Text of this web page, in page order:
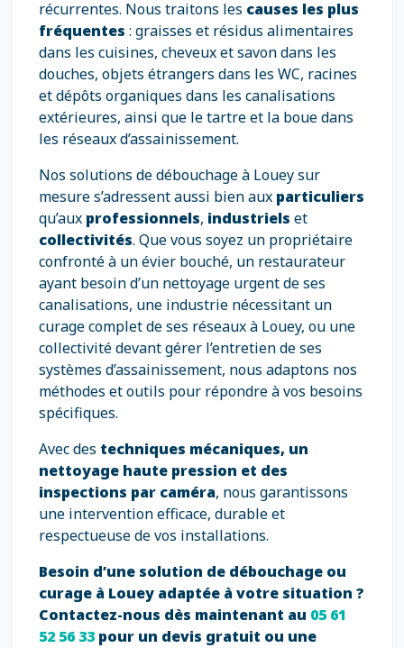
récurrentes. Nous traitons les causes les plus
fréquentes : graisses et résidus alimentaires
dans les cuisines, cheveux et savon dans les
douches, objets étrangers dans les WC, racines
et dépôts organiques dans les canalisations
extérieures, ainsi que le tartre et la boue dans
les réseaux d’assainissement.
Nos solutions de débouchage à Louey sur
mesure s’adressent aussi bien aux particuliers
qu’aux professionnels, industriels et
collectivités. Que vous soyez un propriétaire
confronté à un évier bouché, un restaurateur
ayant besoin d’un nettoyage urgent de ses
canalisations, une industrie nécessitant un
curage complet de ses réseaux à Louey, ou une
collectivité devant gérer l’entretien de ses
systèmes d’assainissement, nous adaptons nos
méthodes et outils pour répondre à vos besoins
spécifiques.
Avec des techniques mécaniques, un
nettoyage haute pression et des
inspections par caméra, nous garantissons
une intervention efficace, durable et
respectueuse de vos installations.
Besoin d’une solution de débouchage ou
curage à Louey adaptée à votre situation ?
Contactez-nous dès maintenant au 05 61
52 56 33 pour un devis gratuit ou une